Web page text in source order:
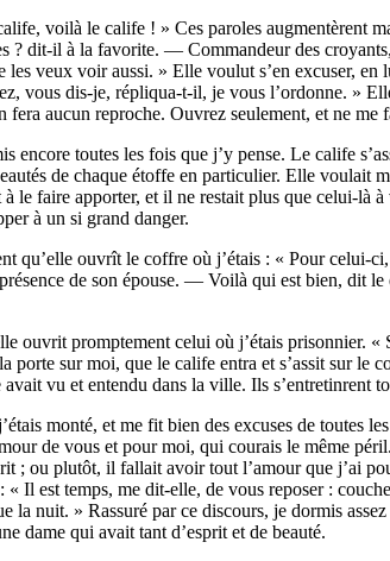
voilà le calife ! » Ces paroles augmentèrent
? dit-il à la favorite. — Commandeur des
veux voir aussi. » Elle voulut s’en excuser, en
vous dis-je, répliqua-t-il, je vous l’ordonne. »
aucun reproche. Ouvrez seulement, et ne me
encore toutes les fois que j’y pense. Le calife
de chaque étoffe en particulier. Elle voulait
le faire apporter, et il ne restait plus que celui-
à un si grand danger.
qu’elle ouvrît le coffre où j’étais : « Pour celui-
de son épouse. — Voilà qui est bien, dit
ouvrit promptement celui où j’étais prisonnier.
porte sur moi, que le calife entra et s’assit sur
vu et entendu dans la ville. Ils s’entretinrent
monté, et me fit bien des excuses de toutes
de vous et pour moi, qui courais le même
; ou plutôt, il fallait avoir tout l’amour que j’ai
Il est temps, me dit-elle, de vous reposer :
la nuit. » Rassuré par ce discours, je dormis
dame qui avait tant d’esprit et de beauté.